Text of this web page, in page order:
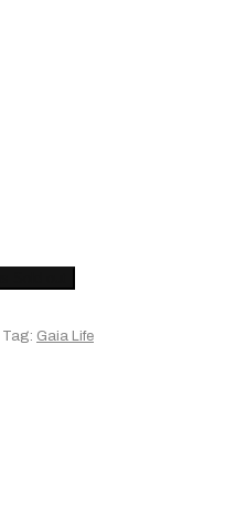
Tag: Gaia Life